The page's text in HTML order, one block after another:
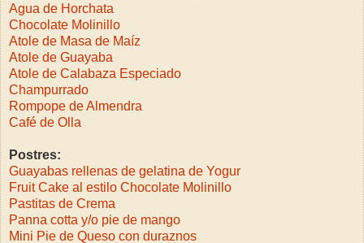
Agua de Horchata
Chocolate Molinillo
Atole de Masa de Maíz
Atole de Guayaba
Atole de Calabaza Especiado
Champurrado
Rompope de Almendra
Café de Olla
Postres:
Guayabas rellenas de gelatina de Yogur
Fruit Cake al estilo Chocolate Molinillo
Pastitas de Crema
Panna cotta y/o pie de mango
Mini Pie de Queso con duraznos